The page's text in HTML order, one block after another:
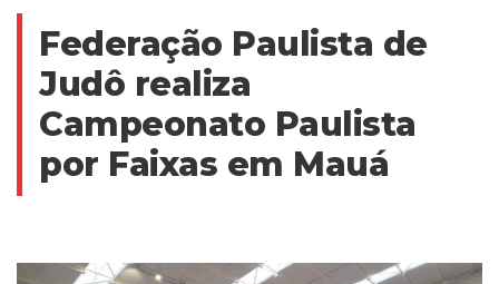
Federação Paulista de
Judô realiza
Campeonato Paulista
por Faixas em Mauá